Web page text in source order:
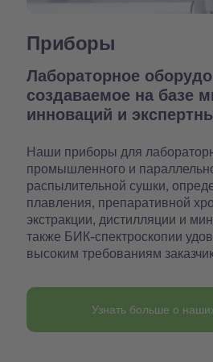
Приборы
Лабораторное
создаваемое на базе
инноваций и
Наши приборы для
промышленного и
распылительной сушки,
плавления, препаративной
экстракции, дистилляции и
также БИК-спектроскопии
высоким требованиям
Узнать больше о